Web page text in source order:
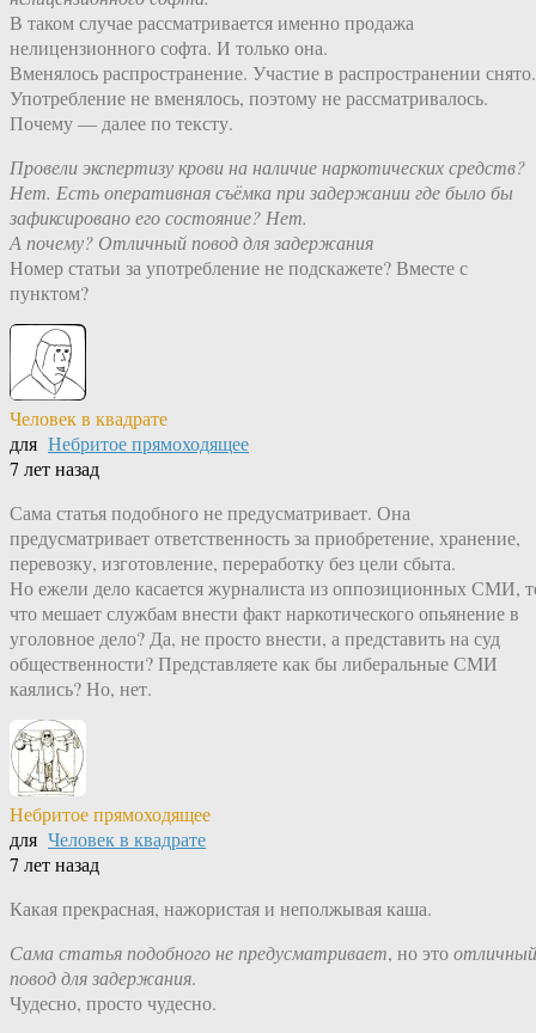
В таком случае рассматривается именно продажа
нелицензионного софта. И только она.
Вменялось распространение. Участие в распространении снято.
Употребление не вменялось, поэтому не рассматривалось.
Почему — далее по тексту.
Провели экспертизу крови на наличие наркотических средств?
Нет. Есть оперативная съёмка при задержании где было бы
зафиксировано его состояние? Нет.
А почему? Отличный повод для задержания
Номер статьи за употребление не подскажете? Вместе с
пунктом?
Человек в квадрате
для Небритое прямоходящее
7 лет назад
Сама статья подобного не предусматривает. Она
предусматривает ответственность за приобретение, хранение,
перевозку, изготовление, переработку без цели сбыта.
Но ежели дело касается журналиста из оппозиционных СМИ,
что мешает службам внести факт наркотического опьянение в
уголовное дело? Да, не просто внести, а представить на суд
общественности? Представляете как бы либеральные СМИ
каялись? Но, нет.
Небритое прямоходящее
для Человек в квадрате
7 лет назад
Какая прекрасная, нажористая и неполжывая каша.
Сама статья подобного не предусматривает, но этоотличный
повод для задержания.
Чудесно, просто чудесно.